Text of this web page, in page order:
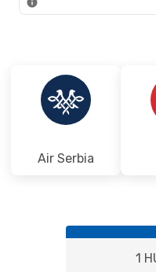
Air Serbia
1